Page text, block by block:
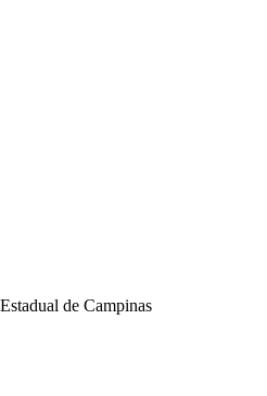
de Campinas